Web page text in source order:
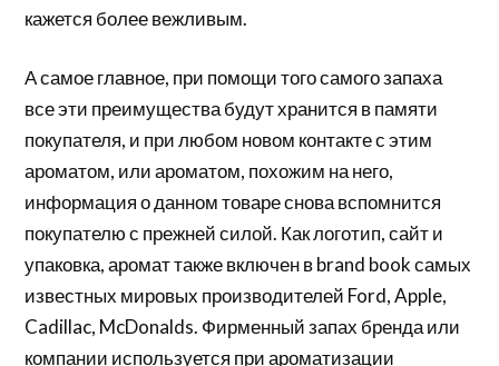
кажется более вежливым.
А самое главное, при помощи того самого запаха
все эти преимущества будут хранится в памяти
покупателя, и при любом новом контакте с этим
ароматом, или ароматом, похожим на него,
информация о данном товаре снова вспомнится
покупателю с прежней силой. Как логотип, сайт и
упаковка, аромат также включен в brand book самых
известных мировых производителей Ford, Apple,
Cadillac, McDonalds. Фирменный запах бренда или
компании используется при ароматизации